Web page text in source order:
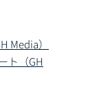
Media）
ト（GH